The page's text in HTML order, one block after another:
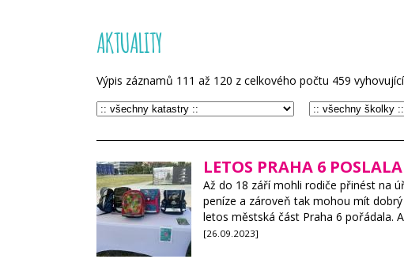
AKTUALITY
Výpis záznamů 111 až 120 z celkového počtu 459
LETOS PRAHA 6
Až do 18 září mohli rodiče přinést na
peníze a zároveň tak mohou mít
letos městská část Praha 6 pořádala.
[26.09.2023]